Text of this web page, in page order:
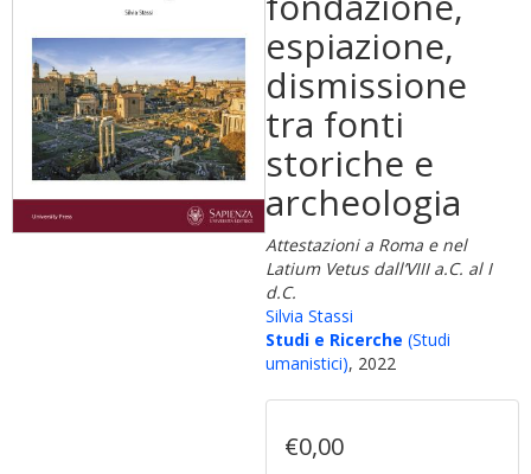
espiazione,
dismissione
tra fonti
storiche e
archeologia
Attestazioni a Roma e nel
Latium Vetus dall’VIII a.C. al I
d.C.
Silvia Stassi
Studi e Ricerche (Studi
umanistici), 2022
€0,00